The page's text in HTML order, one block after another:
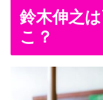
鈴木伸之
こ？